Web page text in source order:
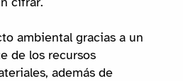
ambiental gracias a un
de los recursos
además de